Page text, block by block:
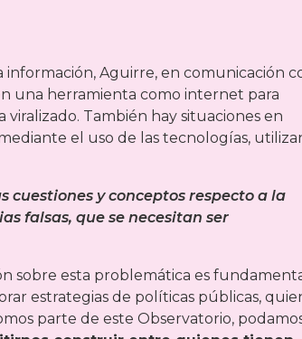
información, Aguirre, en comunicación
una herramienta como internet para
También hay situaciones en
el uso de las tecnologías,
cuestiones y conceptos respecto a la
falsas, que se necesitan ser
sobre esta problemática es
estrategias de políticas públicas,
parte de este Observatorio,